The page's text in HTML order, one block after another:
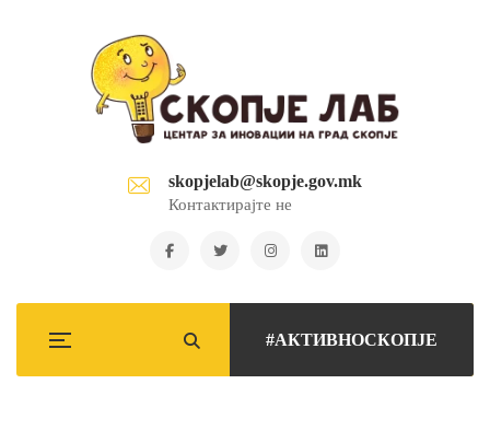
skopjelab@skopje.gov.mk
Контактирајте не
#АКТИВНОСКОПЈЕ